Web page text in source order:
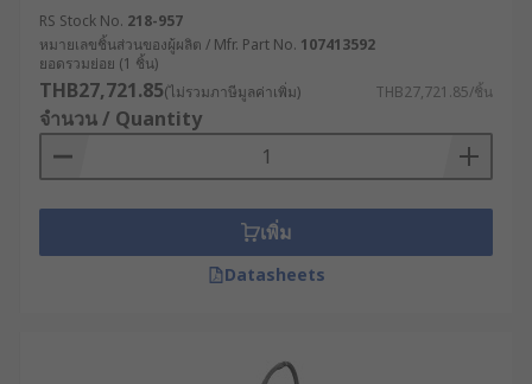
RS Stock No. 218-957
หมายเลขชิ้นส่วนของผู้ผลิต / Mfr. Part No. 107413592
ยอดรวมย่อย (1 ชิ้น)
THB27,721.85(ไม่รวมภาษีมูลค่าเพิ่ม) THB27,721.85/ชิ้น
จำนวน / Quantity
เพิ่ม
Datasheets